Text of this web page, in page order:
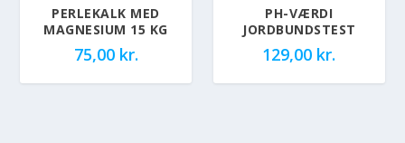
PERLEKALK MED
MAGNESIUM 15 KG
75,00 kr.
PH-VÆRDI
JORDBUNDSTEST
129,00 kr.